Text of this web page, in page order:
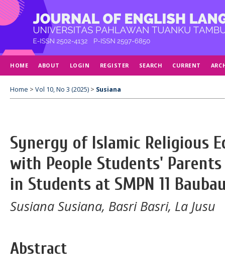
HOME ABOUT LOGIN REGISTER SEARCH CURRENT
Home > Vol 10, No 3 (2025) > Susiana
Synergy of Islamic Religious
with People Students'
in Students at SMPN 11
Susiana Susiana, Basri Basri, La Jusu
Abstract